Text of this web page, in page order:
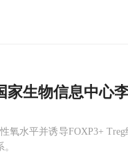
生物信息中心
氧水平并诱导FOXP3+